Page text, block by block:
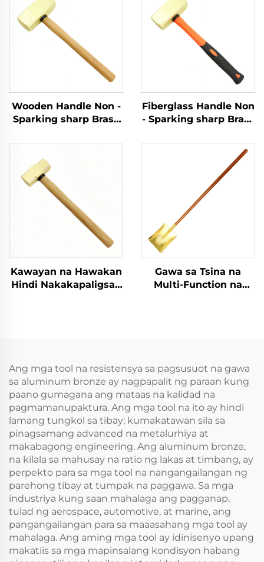
Wooden Handle Non -
Sparking sharp Brass
Sledge Hammers
Hammer para Gamitin
sa Flammable at
Explosive Places
Fiberglass Handle Non
- Sparking sharp Brass
Sledge Hammers
Hammer para Gamitin
sa Flammable at
Explosive Places
Kawayan na Hawakan
Hindi Nakakapaligsay
Lugar
Gawa sa Tsina na
Multi-Function na
Protection na Sektor
Ang mga tool na resistensya sa pagsusuot na gawa
sa aluminum bronze ay nagpapalit ng paraan kung
paano gumagana ang mataas na kalidad na
pagmamanupaktura. Ang mga tool na ito ay hindi
lamang tungkol sa tibay; kumakatawan sila sa
pinagsamang advanced na metalurhiya at
makabagong engineering. Ang aluminum bronze,
na kilala sa mahusay na ratio ng lakas at timbang, ay
perpekto para sa mga tool na nangangailangan ng
parehong tibay at tumpak na paggawa. Sa mga
industriya kung saan mahalaga ang pagganap,
tulad ng aerospace, automotive, at marine, ang
pangangailangan para sa maaasahang mga tool ay
mahalaga. Ang aming mga tool ay idinisenyo upang
makatiis sa mga mapinsalang kondisyon habang